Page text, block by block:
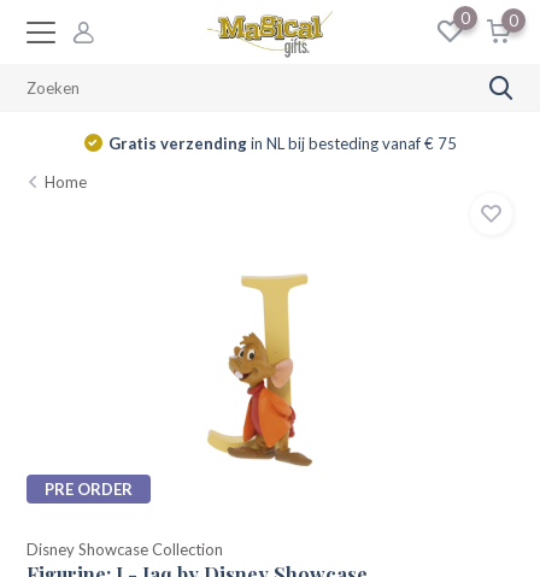
0 0
Gratis verzendingin NL bij besteding vanaf € 75
Home
PRE ORDER
Disney Showcase Collection